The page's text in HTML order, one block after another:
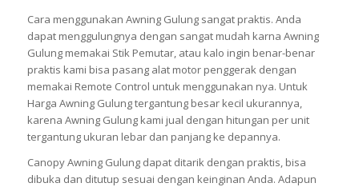
Cara menggunakan Awning Gulung sangat praktis. Anda
dapat menggulungnya dengan sangat mudah karna Awning
Gulung memakai Stik Pemutar, atau kalo ingin benar-benar
praktis kami bisa pasang alat motor penggerak dengan
memakai Remote Control untuk menggunakan nya. Untuk
Harga Awning Gulung tergantung besar kecil ukurannya,
karena Awning Gulung kami jual dengan hitungan per unit
tergantung ukuran lebar dan panjang ke depannya.
Canopy Awning Gulung dapat ditarik dengan praktis, bisa
dibuka dan ditutup sesuai dengan keinginan Anda. Adapun